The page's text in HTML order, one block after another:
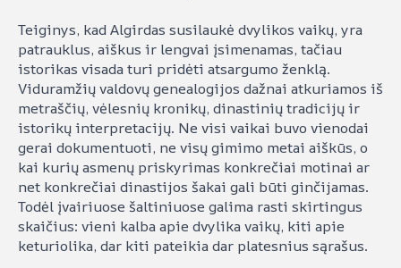
Teiginys, kad Algirdas susilaukė dvylikos vaikų, yra
patrauklus, aiškus ir lengvai įsimenamas, tačiau
istorikas visada turi pridėti atsargumo ženklą.
Viduramžių valdovų genealogijos dažnai atkuriamos iš
metraščių, vėlesnių kronikų, dinastinių tradicijų ir
istorikų interpretacijų. Ne visi vaikai buvo vienodai
gerai dokumentuoti, ne visų gimimo metai aiškūs, o
kai kurių asmenų priskyrimas konkrečiai motinai ar
net konkrečiai dinastijos šakai gali būti ginčijamas.
Todėl įvairiuose šaltiniuose galima rasti skirtingus
skaičius: vieni kalba apie dvylika vaikų, kiti apie
keturiolika, dar kiti pateikia dar platesnius sąrašus.